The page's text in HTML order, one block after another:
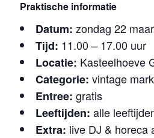
Praktische informatie
Datum: zondag 22
Tijd: 11.00 – 17.00 uur
Locatie: Kasteelhoeve
Categorie: vintage
Entree: gratis
Leeftijden: alle
Extra: live DJ & horeca